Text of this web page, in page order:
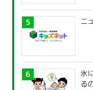
ニ
氷
る